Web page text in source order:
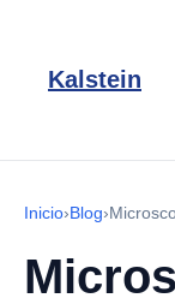
Kalstein
Inicio›Blog›